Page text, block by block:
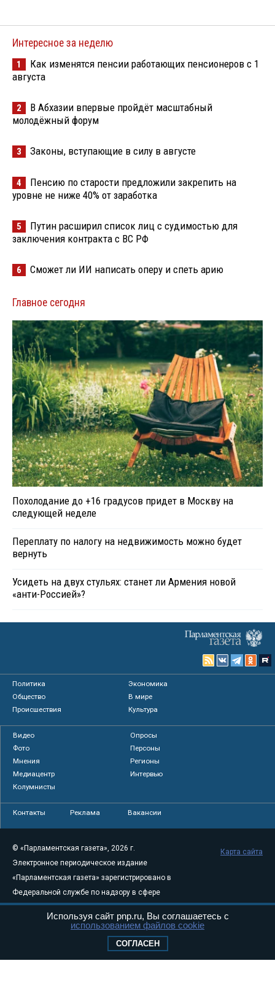
Интересное за неделю
1
Как изменятся пенсии работающих пенсионеров с 1
августа
2
В Абхазии впервые пройдёт масштабный
молодёжный форум
3 Законы, вступающие в силу в августе
4
Пенсию по старости предложили закрепить на
уровне не ниже 40% от заработка
5
Путин расширил список лиц с судимостью для
заключения контракта с ВС РФ
6 Сможет ли ИИ написать оперу и спеть арию
Главное сегодня
Похолодание до +16 градусов придет в Москву на
следующей неделе
Переплату по налогу на недвижимость можно будет
вернуть
Усидеть на двух стульях: станет ли Армения новой
«анти-Россией»?
Политика
Экономика
Общество
В мире
Происшествия
Культура
Видео
Опросы
Фото
Персоны
Мнения
Регионы
Медиацентр
Интервью
Колумнисты
Контакты Реклама Вакансии
© «Парламентская газета», 2026 г.
Электронное периодическое издание
«Парламентская газета» зарегистрировано в
Федеральной службе по надзору в сфере
связи, информационных технологий и
массовых коммуникаций (Роскомнадзор) 05
Свидетельство о регистрации Эл № ФС77-
Карта сайта
Используя сайт pnp.ru, Вы соглашаетесь с
использованием файлов cookie
СОГЛАСЕН